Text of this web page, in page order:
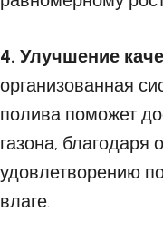
4. Улучшение
организованная
полива поможет
газона,
удовлетворению
влаге.